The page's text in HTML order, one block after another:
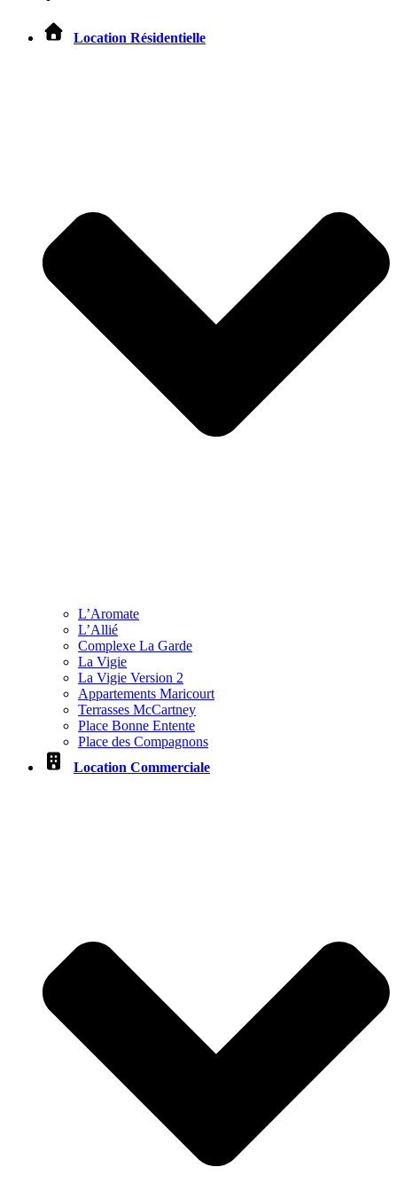
Location Résidentielle
L’Aromate
L’Allié
Complexe La Garde
La Vigie
La Vigie Version 2
Appartements Maricourt
Terrasses McCartney
Place Bonne Entente
Place des Compagnons
Location Commerciale